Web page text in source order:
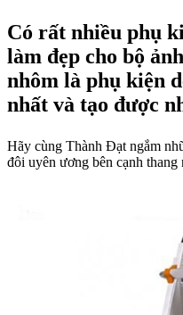
Có rất nhiều phụ
làm đẹp cho bộ
nhôm là phụ kiện
nhất và tạo được
Hãy cùng Thành Đạt ngắm
đôi uyên ương bên cạnh thang